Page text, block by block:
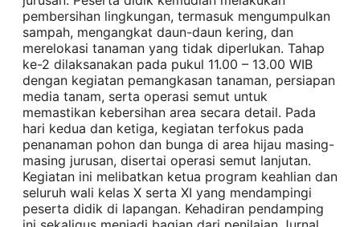
pembersihan lingkungan, termasuk mengumpulkan
sampah, mengangkat daun-daun kering, dan
merelokasi tanaman yang tidak diperlukan. Tahap
ke-2 dilaksanakan pada pukul 11.00 – 13.00 WIB
dengan kegiatan pemangkasan tanaman, persiapan
media tanam, serta operasi semut untuk
memastikan kebersihan area secara detail. Pada
hari kedua dan ketiga, kegiatan terfokus pada
penanaman pohon dan bunga di area hijau masing-
masing jurusan, disertai operasi semut lanjutan.
Kegiatan ini melibatkan ketua program keahlian dan
seluruh wali kelas X serta XI yang mendampingi
peserta didik di lapangan. Kehadiran pendamping